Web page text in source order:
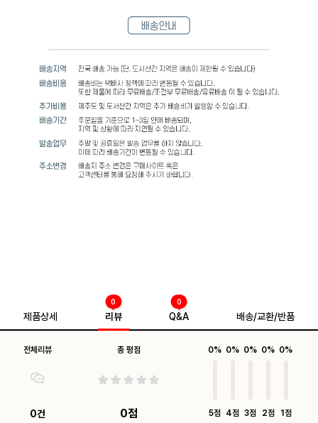
제품상세 리뷰
0
Q&A
0
배송/교환/반품
전체리뷰
0건
총 평점
0점
0%
5점
0%
4점
0%
3점
0%
2점
0%
1점